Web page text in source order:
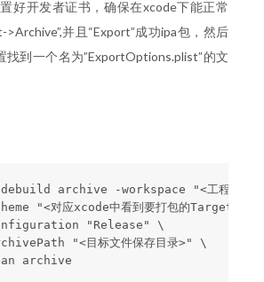
好开发者证书，确保在xcode下能正常
并且“Export”成功ipa包，然后
找到一个名为”ExportOptions.plist”的文
archive -workspace "<工程路径
"<对应xcode中看到要打包的Target>" \
"Release" \
"<目标文件保存目录>" \
archive